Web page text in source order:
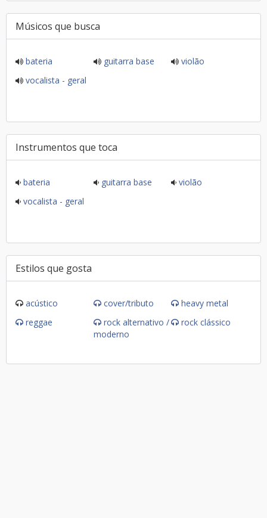
Músicos que busca
bateria guitarra base
violão
vocalista - geral
Instrumentos que toca
bateria guitarra base
violão
vocalista - geral
Estilos que gosta
acústico cover/tributo
heavy metal
reggae
rock alternativo /
moderno
rock clássico